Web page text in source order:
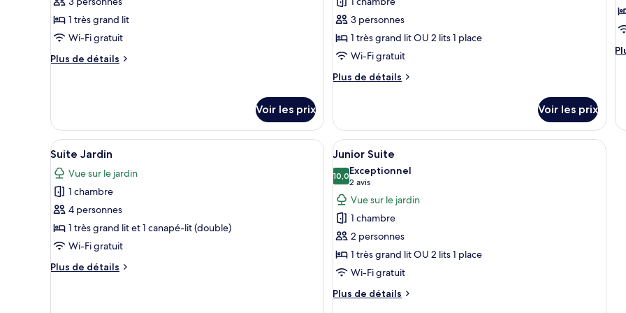
ce
type
de
chambre :
1 très grand lit
Wi-Fi gratuit
Plus de détails
Plus
type
de
chambre
Chambre
Double
Classique
Voir les prix
ce
type
de
chambre :
Chambre
3 personnes
1 très grand lit OU 2 lits 1 place
Wi-Fi gratuit
Plus de détails
Plus
le
type
de
chambre
Chambre
Supérieure
Jardin
Voir les prix
de
Afficher
toutes
les
photos
pour
ce
type
chambre :
Un salon moderne avec un canapé, une petite table et une porte-fenêtre coulissante donnant sur un jardin.
7
Suite Jardin
Vue sur le jardin
1 chambre
4 personnes
1 très grand lit et 1 canapé-lit (double)
Wi-Fi gratuit
Plus de détails
Plus
Afficher
toutes
les
photos
pour
ce
type
de
chambre :
Junior
Une chambre d’hôtel avec un
5
Junior Suite
10,010,0 sur 10
Exceptionnel
2 avis
(2 avis)
Vue sur le jardin
1 chambre
2 personnes
1 très grand lit OU 2 lits 1 place
Wi-Fi gratuit
Plus de détails
Plus